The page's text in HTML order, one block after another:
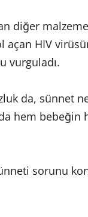
açan HIV
vurguladı.
da, sünnet
hem bebeğin
sorunu